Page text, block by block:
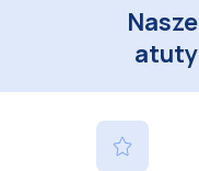
Nasze
atuty